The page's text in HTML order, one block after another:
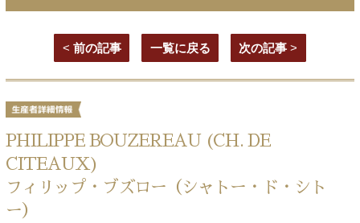
< 前の記事 一覧に戻る 次の記事 >
PHILIPPE BOUZEREAU (CH. DE
CITEAUX)
フィリップ・ブズロー（シャトー・ド・シト
ー）